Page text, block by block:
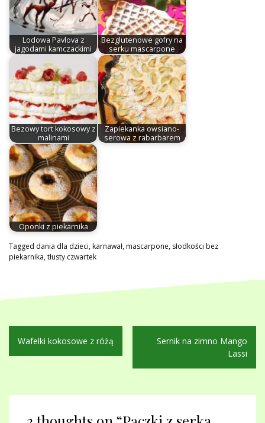
Lodowa Pavlova z
jagodami kamczackimi
Bezglutenowe gofry na
serku mascarpone
Bezowy tort kokosowy z
malinami
Zapiekanka owsiano-
serowa z rabarbarem
Oponki z piekarnika
Tagged dania dla dzieci,karnawał,mascarpone, słodkości bez
piekarnika,tłusty czwartek
Nawigacja
wpisu
Wafelki kokosowe z różą
Sernik na zimno Mango
Lassi